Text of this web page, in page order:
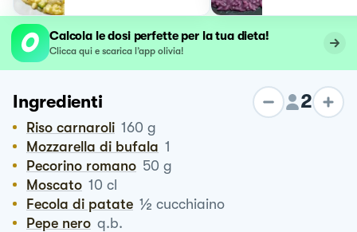
Calcola le dosi perfette per la tua dieta!
Clicca qui e scarica l’app olivia!
Ingredienti 2
Riso carnaroli 160 g
Mozzarella di bufala 1
Pecorino romano 50 g
Moscato 10 cl
Fecola di patate ½ cucchiaino
Pepe nero q.b.